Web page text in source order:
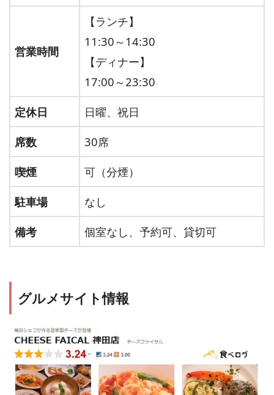
営業時間
【ランチ】
11:30～14:30
【ディナー】
17:00～23:30
定休日
日曜、祝日
席数
30席
喫煙
可（分煙）
駐車場
なし
備考
個室なし、予約可、貸切可
グルメサイト情報